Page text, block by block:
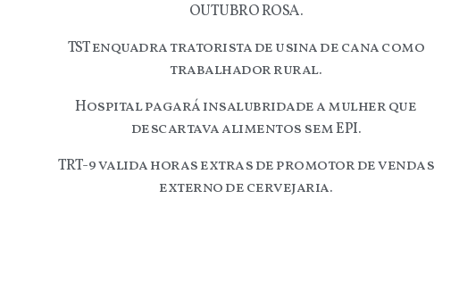
OUTUBRO ROSA.
TST enquadra tratorista de usina de cana como
trabalhador rural.
Hospital pagará insalubridade a mulher que
descartava alimentos sem EPI.
TRT-9 valida horas extras de promotor de vendas
externo de cervejaria.